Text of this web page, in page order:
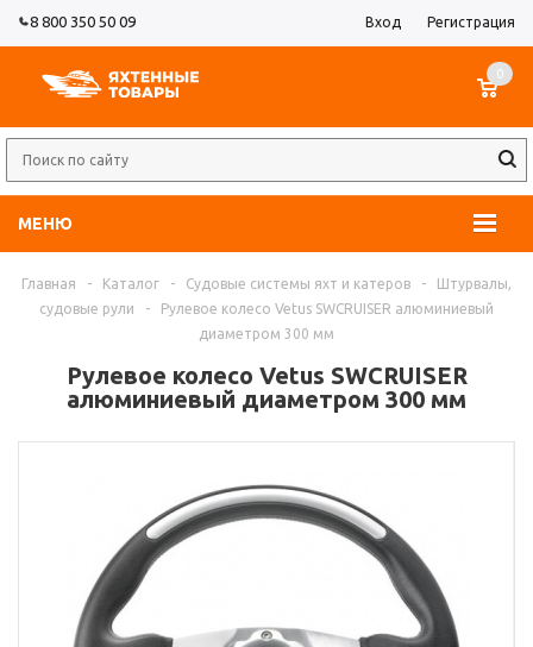
8 800 350 50 09 Вход Регистрация
МЕНЮ
0
Главная - Каталог - Судовые системы яхт и катеров -
Штурвалы,
судовые рули
-
Рулевое колесо Vetus SWCRUISER алюминиевый
диаметром 300 мм
Рулевое колесо Vetus SWCRUISER
алюминиевый диаметром 300 мм